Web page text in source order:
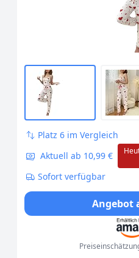
Platz 6 im Vergleich
Aktuell ab 10,99 €
Sofort verfügbar
Angebot